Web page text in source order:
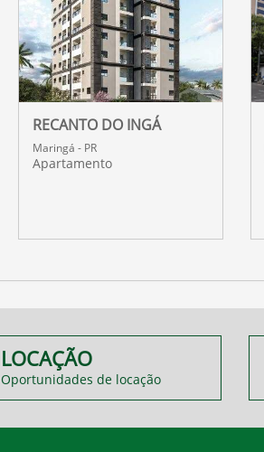
RECANTO DO INGÁ
Maringá - PR
Apartamento
LOCAÇÃO
Oportunidades de locação